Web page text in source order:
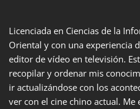
Licenciada en Ciencias de la
Oriental y con una experiencia
editor de vídeo en televisión.
recopilar y ordenar mis
ir actualizándose con los
ver con el cine chino actual. Me